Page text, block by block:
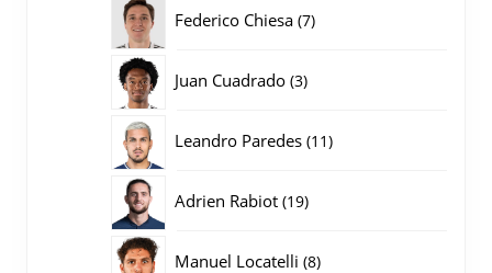
Federico Chiesa 77
Juan Cuadrado 33
Leandro Paredes 1111
Adrien Rabiot 1919
Manuel Locatelli 88